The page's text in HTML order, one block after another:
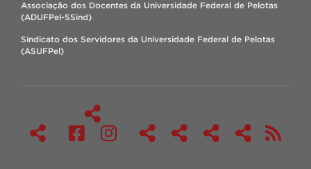
Associação dos Docentes da Universidade Federal de Pelotas
(ADUFPel-SSind)
Sindicato dos Servidores da Universidade Federal de Pelotas
(ASUFPel)